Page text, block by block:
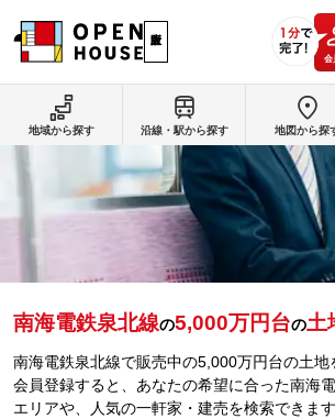
会
南海電鉄泉北線の5,000万円台の土
南海電鉄泉北線で販売中の5,000万円台の土地
会員登録すると、あなたの希望に合った南海
エリアや、人気の一軒家・建売を検索できます
地域から探す 沿線・駅から探す 地図から探